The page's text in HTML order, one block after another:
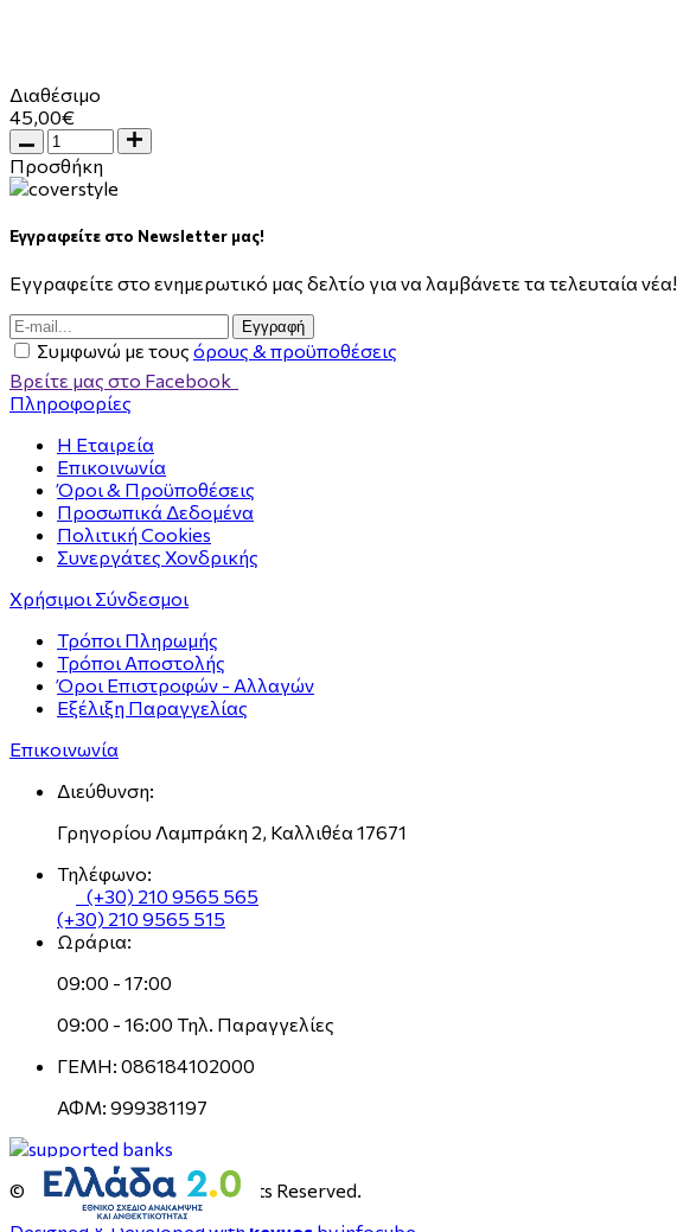
Διαθέσιμο
45,00€
Προσθήκη
Εγγραφείτε στο Newsletter μας!
Εγγραφείτε στο ενημερωτικό μας δελτίο για να λαμβάνετε τα τελευταία νέα!
Eγγραφή
Συμφωνώ με τους όρους & προϋποθέσεις
Βρείτε μας στο Facebook
Πληροφορίες
Η Εταιρεία
Επικοινωνία
Όροι & Προϋποθέσεις
Προσωπικά Δεδομένα
Πολιτική Cookies
Συνεργάτες Χονδρικής
Χρήσιμοι Σύνδεσμοι
Τρόποι Πληρωμής
Τρόποι Αποστολής
Όροι Επιστροφών - Αλλαγών
Εξέλιξη Παραγγελίας
Επικοινωνία
Διεύθυνση:
Γρηγορίου Λαμπράκη 2, Καλλιθέα 17671
Τηλέφωνο:
(+30) 210 9565 565
(+30) 210 9565 515
Ωράρια:
09:00 - 17:00
09:00 - 16:00 Τηλ. Παραγγελίες
ΓΕΜΗ: 086184102000
ΑΦΜ: 999381197
© 2022 coverstyle.gr All Rights Reserved.